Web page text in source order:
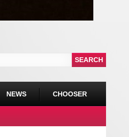
NEWS CHOOSER